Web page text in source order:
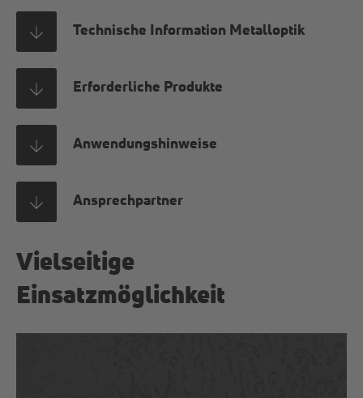
Technische Information Metalloptik
Erforderliche Produkte
Anwendungshinweise
Ansprechpartner
Vielseitige
Einsatzmöglichkeit